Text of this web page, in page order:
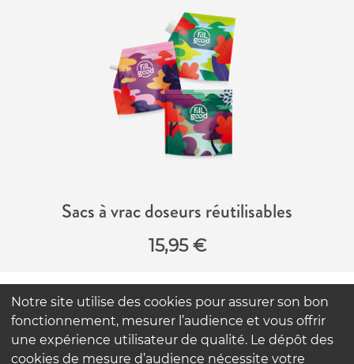
Sacs à vrac doseurs réutilisables
15,95€
FAQ
Contactez-nous
Nos engagements
Notre site utilise des cookies pour assurer son bon
fonctionnement, mesurer l’audience et vous offrir
une expérience utilisateur de qualité. Le dépôt des
cookies de mesure d’audience nécessite votre